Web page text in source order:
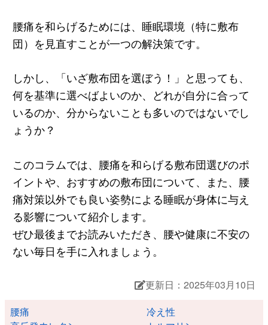
腰痛を和らげるためには、睡眠環境（特に敷布
団）を見直すことが一つの解決策です。
しかし、「いざ敷布団を選ぼう！」と思っても、
何を基準に選べばよいのか、どれが自分に合って
いるのか、分からないことも多いのではないでし
ょうか？
このコラムでは、腰痛を和らげる敷布団選びのポ
イントや、おすすめの敷布団について、また、腰
痛対策以外でも良い姿勢による睡眠が身体に与え
る影響について紹介します。
ぜひ最後までお読みいただき、腰や健康に不安の
ない毎日を手に入れましょう。
更新日：2025年03月10日
腰痛
冷え性